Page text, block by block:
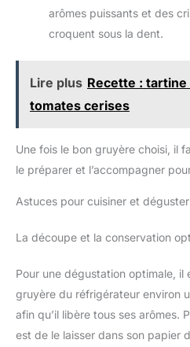
arômes puissants et des
croquent sous la dent.
Lire plus Recette :
tomates cerises
Une fois le bon gruyère choisi, il
le préparer et l’accompagner
Astuces pour cuisiner et
La découpe et la conservation
Pour une dégustation optimale, il
gruyère du réfrigérateur environ
afin qu’il libère tous ses arômes.
est de le laisser dans son papier